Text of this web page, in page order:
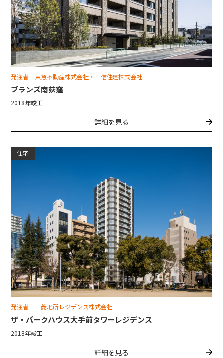
発注者 東急不動産株式会社・三信住建株式会社
ブランズ南荻窪
2018年竣工
詳細を見る
住宅
発注者 三菱地所レジデンス株式会社
ザ・パークハウス大手前タワーレジデンス
2018年竣工
詳細を見る